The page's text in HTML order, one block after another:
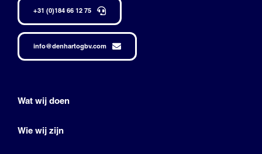
+31 (0)184 66 12 75
info@denhartogbv.com
Wat wij doen
Wie wij zijn